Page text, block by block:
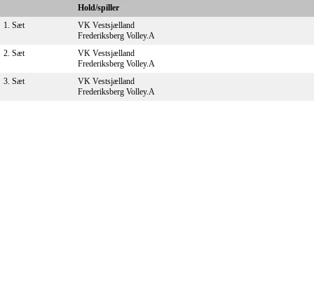
Hold/spiller
1. Sæt
VK Vestsjælland
Frederiksberg Volley.A
2. Sæt
VK Vestsjælland
Frederiksberg Volley.A
3. Sæt
VK Vestsjælland
Frederiksberg Volley.A